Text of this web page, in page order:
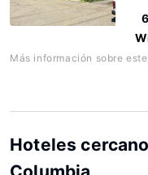
Más información sobre
Hoteles